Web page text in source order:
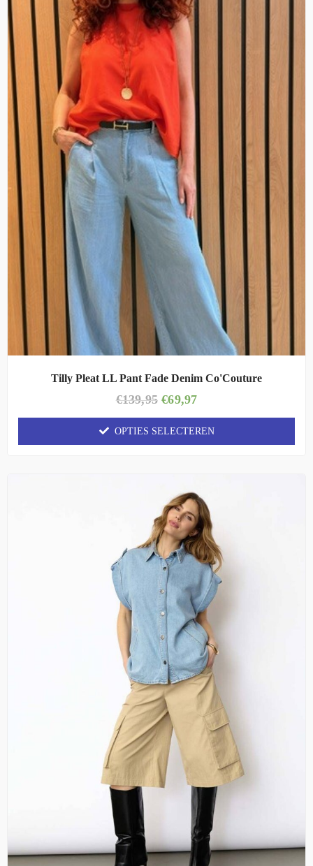
Tilly Pleat LL Pant Fade Denim Co'Couture
€139,95 €69,97
OPTIES SELECTEREN